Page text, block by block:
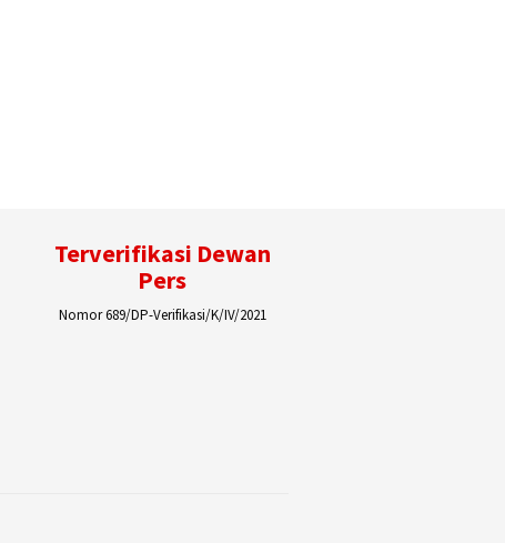
Terverifikasi Dewan
Pers
Nomor 689/DP-Verifikasi/K/IV/2021